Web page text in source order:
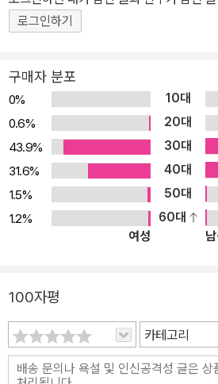
로그인하기
구매자 분포
0% 10대
0.6%
20대
43.9%
30대
31.6%
40대
1.5%
50대
1.2%
60대
여성
100자평
카테고리